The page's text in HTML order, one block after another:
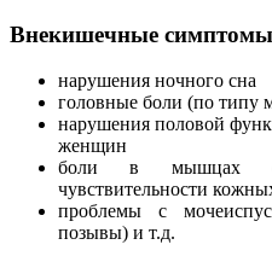
Внекишечные
нарушения ночного сна
головные боли (по типу
нарушения половой
женщин
боли в мышцах
чувствительности
проблемы с
позывы) и т.д.